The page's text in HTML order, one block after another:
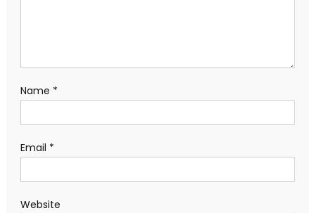
Name *
Email *
Website